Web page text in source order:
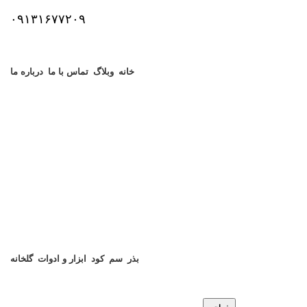
۰۹۱۳۱۶۷۷۲۰۹
خانه وبلاگ تماس با ما درباره ما
بذر سم کود ابزار و ادوات گلخانه